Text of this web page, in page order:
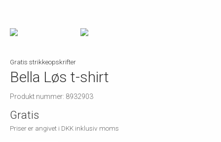
Gratis strikkeopskrifter
Bella Løs t-shirt
Produkt nummer: 8932903
Gratis
Priser er angivet i DKK inklusiv moms